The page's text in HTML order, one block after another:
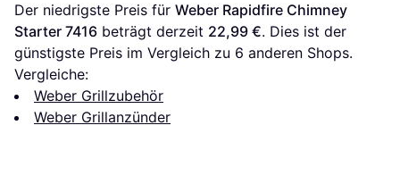
Der niedrigste Preis für Weber Rapidfire Chimney
Starter 7416 beträgt derzeit 22,99 €. Dies ist der
günstigste Preis im Vergleich zu 6 anderen Shops.
Vergleiche:
Weber Grillzubehör
Weber Grillanzünder